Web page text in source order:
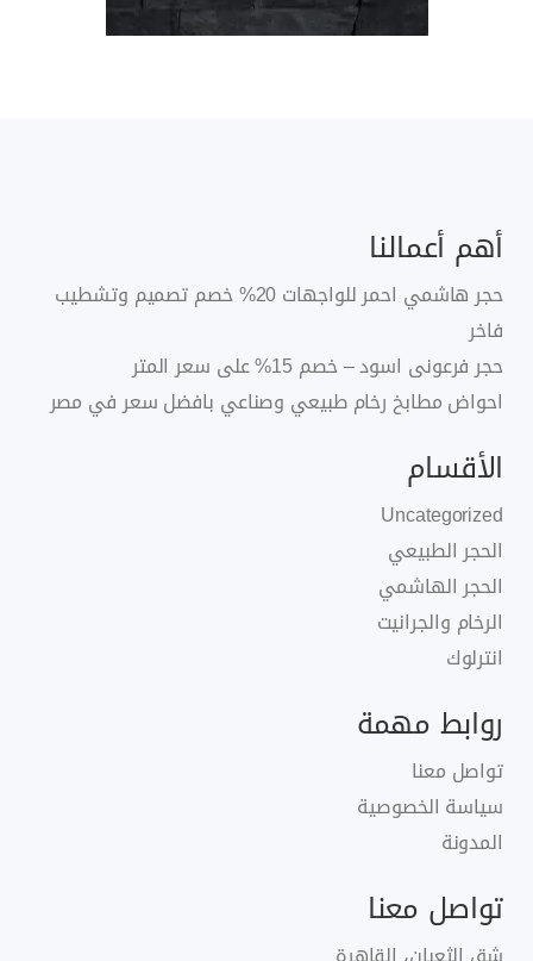
أهم أعمالنا
حجر هاشمي احمر للواجهات 20% خصم تصميم وتشطيب
فاخر
حجر فرعونى اسود – خصم 15% على سعر المتر
احواض مطابخ رخام طبيعي وصناعي بافضل سعر في مصر
الأقسام
Uncategorized
الحجر الطبيعي
الحجر الهاشمي
الرخام والجرانيت
انترلوك
روابط مهمة
تواصل معنا
سياسة الخصوصية
المدونة
تواصل معنا